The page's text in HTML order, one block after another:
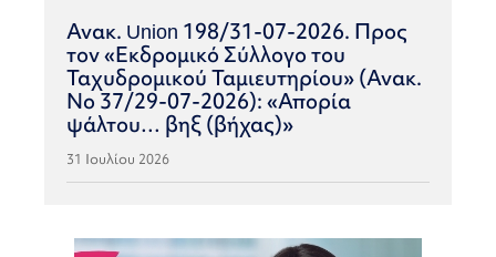
Ανακ. Union 198/31-07-2026. Προς
τον «Εκδρομικό Σύλλογο του
Ταχυδρομικού Ταμιευτηρίου» (Ανακ.
Νο 37/29-07-2026): «Απορία
ψάλτου… βηξ (βήχας)»
31 Ιουλίου 2026